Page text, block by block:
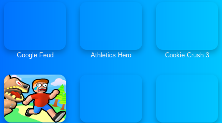
Google Feud Athletics Hero Cookie Crush 3